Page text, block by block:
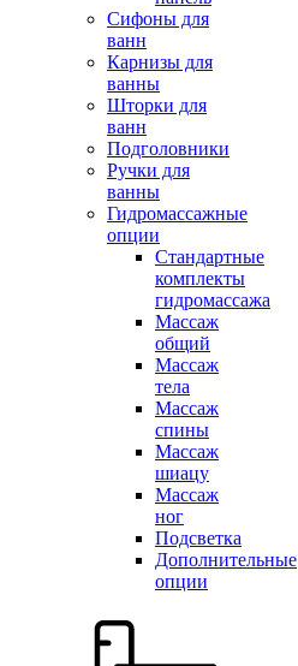
Сифоны для
ванн
Карнизы для
ванны
Шторки для
ванн
Подголовники
Ручки для
ванны
Гидромассажные
опции
Стандартные
комплекты
гидромассажа
Массаж
общий
Массаж
тела
Массаж
спины
Массаж
шиацу
Массаж
ног
Подсветка
Дополнительные
опции